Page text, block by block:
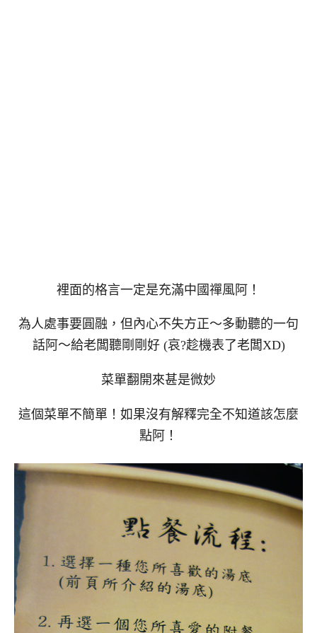
裡面的格言一定是充滿中國禪風阿！
為人處事要圓融，但內心不失方正～多動聽的一句
話阿～給老闆聽剛剛好 (哀?趁機表了老闆XD)
菜單翻開來甚是微妙
這個菜單不簡單！如果沒有解釋完全不知道該怎麼
點阿！